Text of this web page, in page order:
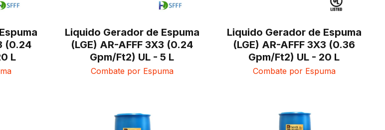
(0.24
L
Liquido Gerador de Espuma
(LGE) AR-AFFF 3X3 (0.24
Gpm/Ft2) UL - 5 L
Combate por Espuma
Liquido Gerador de Espuma
(LGE) AR-AFFF 3X3 (0.36
Gpm/Ft2) UL - 20 L
Combate por Espuma